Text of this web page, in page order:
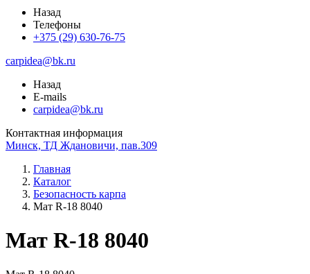
Назад
Телефоны
+375 (29) 630-76-75
carpidea@bk.ru
Назад
E-mails
carpidea@bk.ru
Контактная информация
Минск, ТД Ждановичи, пав.309
Главная
Каталог
Безопасность карпа
Мат R-18 8040
Мат R-18 8040